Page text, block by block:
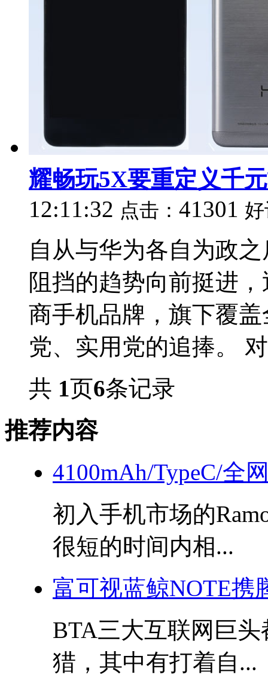
耀畅玩5X要重定义千
12:11:32 点击： 41301
自从与华为各自为政
阻挡的趋势向前挺进
商手机品牌，旗下覆
党、实用党的追捧。
共 1页6条记录
推荐内容
4100mAh/TypeC/全
初入手机市场的
很短的时间内相...
富可视蓝鲸NOTE携
BTA三大互联网巨
猎，其中有打着自...